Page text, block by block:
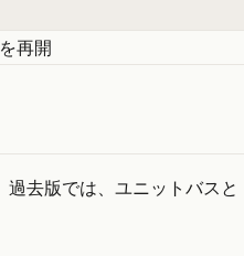
再開
去版では、ユニットバス